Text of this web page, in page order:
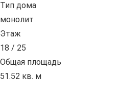
Тип дома
монолит
Этаж
18 / 25
Общая площадь
51.52 кв. м